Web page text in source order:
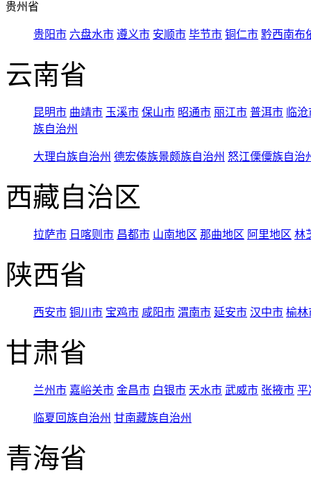
贵州省
贵阳市 六盘水市 遵义市 安顺市 毕节市 铜仁市 黔西南布
云南省
昆明市 曲靖市 玉溪市 保山市 昭通市 丽江市 普洱市 临
族自治州
大理白族自治州 德宏傣族景颇族自治州 怒江傈僳族自治
西藏自治区
拉萨市 日喀则市 昌都市 山南地区 那曲地区 阿里地区 林
陕西省
西安市 铜川市 宝鸡市 咸阳市 渭南市 延安市 汉中市 榆林
甘肃省
兰州市 嘉峪关市 金昌市 白银市 天水市 武威市 张掖市 平
临夏回族自治州 甘南藏族自治州
青海省